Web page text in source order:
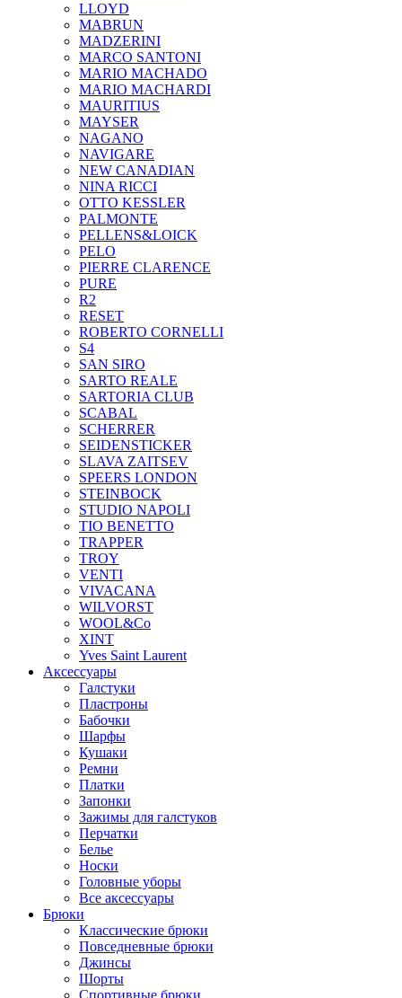
LLOYD
MABRUN
MADZERINI
MARCO SANTONI
MARIO MACHADO
MARIO MACHARDI
MAURITIUS
MAYSER
NAGANO
NAVIGARE
NEW CANADIAN
NINA RICCI
OTTO KESSLER
PALMONTE
PELLENS&LOICK
PELO
PIERRE CLARENCE
PURE
R2
RESET
ROBERTO CORNELLI
S4
SAN SIRO
SARTO REALE
SARTORIA CLUB
SCABAL
SCHERRER
SEIDENSTICKER
SLAVA ZAITSEV
SPEERS LONDON
STEINBOCK
STUDIO NAPOLI
TIO BENETTO
TRAPPER
TROY
VENTI
VIVACANA
WILVORST
WOOL&Co
XINT
Yves Saint Laurent
Аксессуары
Галстуки
Пластроны
Бабочки
Шарфы
Кушаки
Ремни
Платки
Запонки
Зажимы для галстуков
Перчатки
Белье
Носки
Головные уборы
Все аксессуары
Брюки
Классические брюки
Повседневные брюки
Джинсы
Шорты
Спортивные брюки